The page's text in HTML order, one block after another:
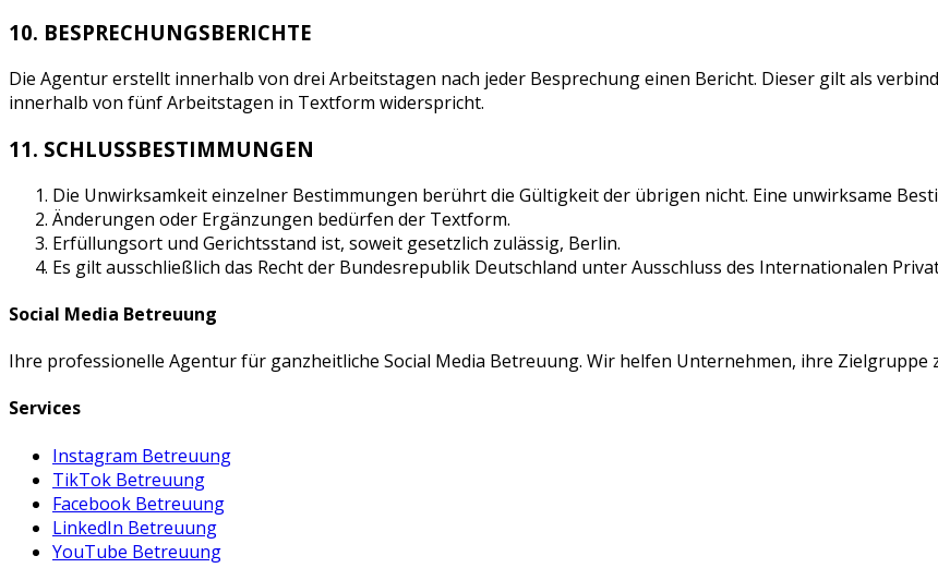
10. BESPRECHUNGSBERICHTE
Die Agentur erstellt innerhalb von drei Arbeitstagen nach jeder Besprechung einen Bericht. Dieser gilt als
innerhalb von fünf Arbeitstagen in Textform widerspricht.
11. SCHLUSSBESTIMMUNGEN
Die Unwirksamkeit einzelner Bestimmungen berührt die Gültigkeit der übrigen nicht. Eine unwirksame
Änderungen oder Ergänzungen bedürfen der Textform.
Erfüllungsort und Gerichtsstand ist, soweit gesetzlich zulässig, Berlin.
Es gilt ausschließlich das Recht der Bundesrepublik Deutschland unter Ausschluss des Internationalen
Social Media Betreuung
Ihre professionelle Agentur für ganzheitliche Social Media Betreuung. Wir helfen Unternehmen, ihre Zielgruppe
Services
Instagram Betreuung
TikTok Betreuung
Facebook Betreuung
LinkedIn Betreuung
YouTube Betreuung